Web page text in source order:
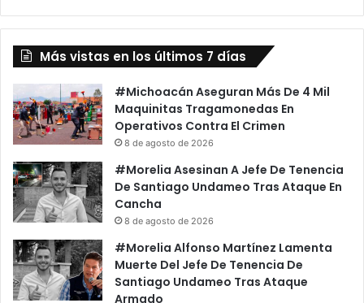
Más vistas en los últimos 7 días
#Michoacán Aseguran Más De 4 Mil
Maquinitas Tragamonedas En
Operativos Contra El Crimen
8 de agosto de 2026
#Morelia Asesinan A Jefe De Tenencia
De Santiago Undameo Tras Ataque En
Cancha
8 de agosto de 2026
#Morelia Alfonso Martínez Lamenta
Muerte Del Jefe De Tenencia De
Santiago Undameo Tras Ataque
Armado